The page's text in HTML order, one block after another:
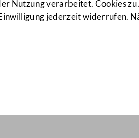
Nutzung verarbeitet. Cookies
jederzeit widerrufen.